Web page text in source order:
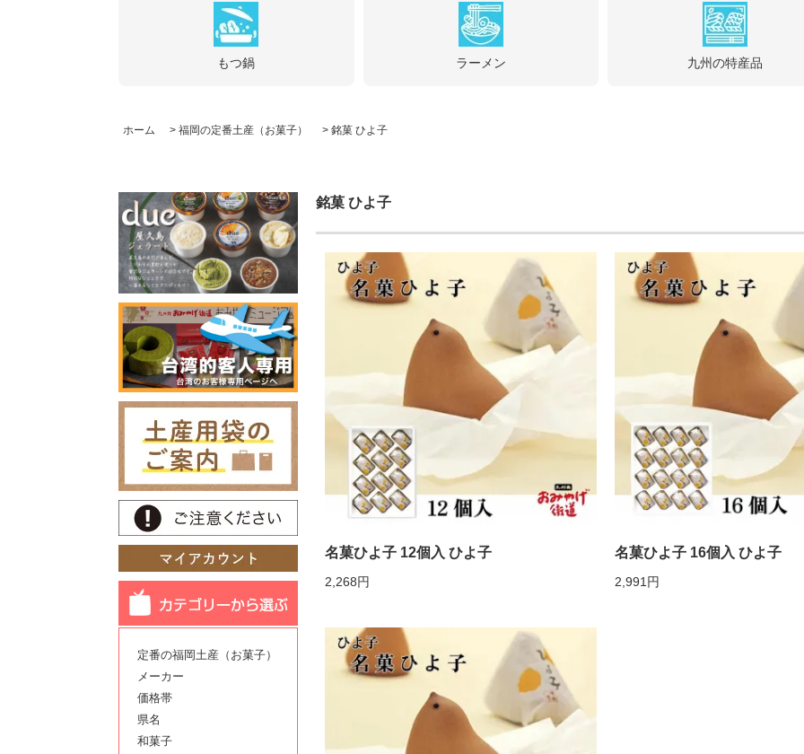
もつ鍋 ラーメン 九州の特産品
ホーム > 福岡の定番土産（お菓子） > 銘菓 ひよ子
定番の福岡土産（お菓子）
メーカー
価格帯
県名
和菓子
銘菓 ひよ子
名菓ひよ子 12個入 ひよ子
2,268円
名菓ひよ子 16個入 ひよ子
2,991円